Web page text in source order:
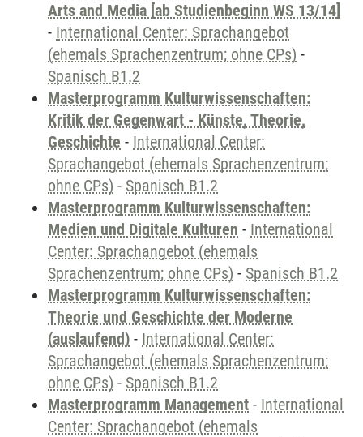
Arts and Media [ab Studienbeginn WS 13/14]
- International Center: Sprachangebot
(ehemals Sprachenzentrum; ohne CPs) -
Spanisch B1.2
Masterprogramm Kulturwissenschaften:
Kritik der Gegenwart - Künste, Theorie,
Geschichte - International Center:
Sprachangebot (ehemals Sprachenzentrum;
ohne CPs) - Spanisch B1.2
Masterprogramm Kulturwissenschaften:
Medien und Digitale Kulturen - International
Center: Sprachangebot (ehemals
Sprachenzentrum; ohne CPs) - Spanisch B1.2
Masterprogramm Kulturwissenschaften:
Theorie und Geschichte der Moderne
(auslaufend) - International Center:
Sprachangebot (ehemals Sprachenzentrum;
ohne CPs) - Spanisch B1.2
Masterprogramm Management - International
Center: Sprachangebot (ehemals